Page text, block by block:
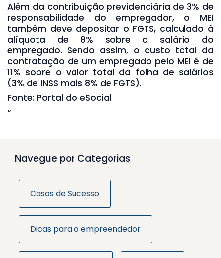
Além da contribuição previdenciária de 3% de
responsabilidade do empregador, o MEI
também deve depositar o FGTS, calculado à
alíquota de 8% sobre o salário do
empregado. Sendo assim, o custo total da
contratação de um empregado pelo MEI é de
11% sobre o valor total da folha de salários
(3% de INSS mais 8% de FGTS).
Fonte: Portal do eSocial
“
Navegue por Categorias
Casos de Sucesso
Dicas para o empreendedor